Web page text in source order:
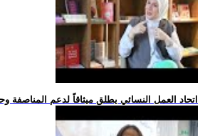
.. اتحاد العمل النسائي يطلق ميثاقاً لدعم المناصفة